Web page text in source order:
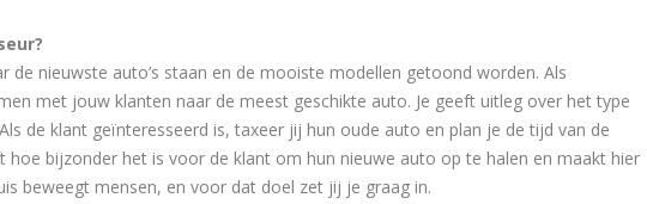
nieuwste auto’s staan en de mooiste modellen getoond worden. Als
met jouw klanten naar de meest geschikte auto. Je geeft uitleg over het type
de klant geïnteresseerd is, taxeer jij hun oude auto en plan je de tijd van de
hoe bijzonder het is voor de klant om hun nieuwe auto op te halen en maakt hier
beweegt mensen, en voor dat doel zet jij je graag in.